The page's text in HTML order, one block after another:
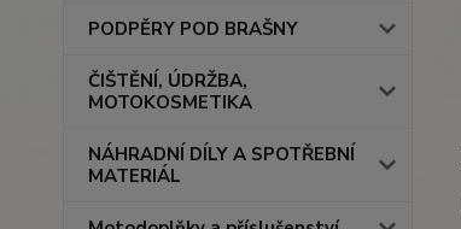
PODPĚRY POD BRAŠNY
ČIŠTĚNÍ, ÚDRŽBA,
MOTOKOSMETIKA
NÁHRADNÍ DÍLY A SPOTŘEBNÍ
MATERIÁL